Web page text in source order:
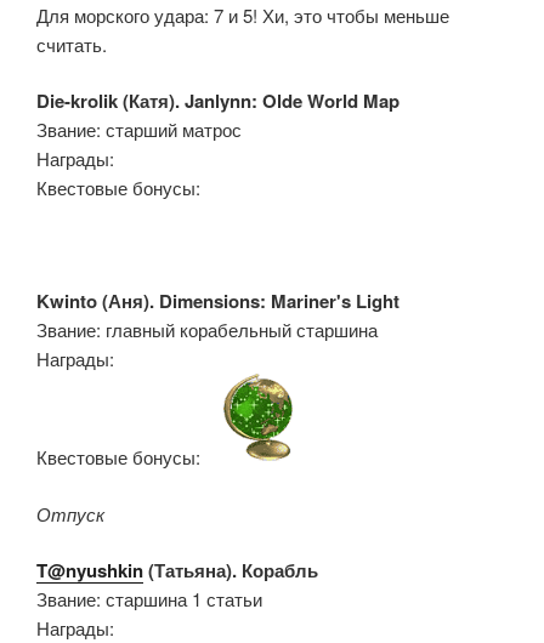
Для морского удара: 7 и 5! Хи, это чтобы меньше
считать.
Die-krolik (Катя). Janlynn: Olde World Map
Звание: старший матрос
Награды:
Квестовые бонусы:
Kwinto (Аня). Dimensions: Mariner's Light
Звание: главный корабельный старшина
Награды:
Квестовые бонусы:
Отпуск
T@nyushkin(Татьяна). Корабль
Звание: старшина 1 статьи
Награды: